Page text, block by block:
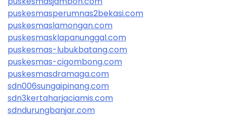
puskesmasperumnas2bekasi.com
puskesmaslamongan.com
puskesmasklapanunggal.com
puskesmas-lubukbatang.com
puskesmas-cigombong.com
puskesmasdramaga.com
sdn006sungaipinang.com
sdn3kertaharjaciamis.com
sdndurungbanjar.com